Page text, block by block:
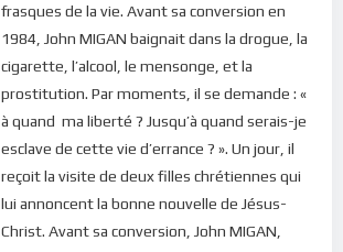
frasques de la vie. Avant sa conversion en
1984, John MIGAN baignait dans la drogue, la
cigarette, l’alcool, le mensonge, et la
prostitution. Par moments, il se demande : «
à quand ma liberté ? Jusqu’à quand serais-je
esclave de cette vie d’errance ? ». Un jour, il
reçoit la visite de deux filles chrétiennes qui
lui annoncent la bonne nouvelle de Jésus-
Christ. Avant sa conversion, John MIGAN,